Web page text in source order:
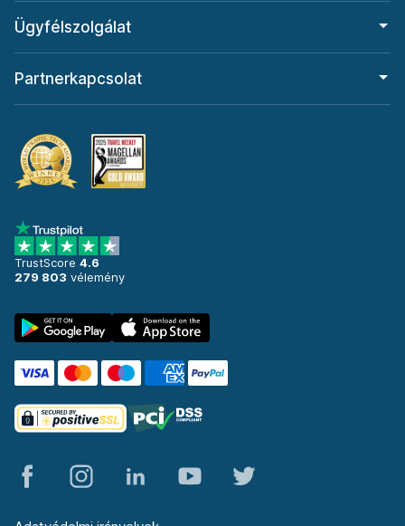
Ügyfélszolgálat
Partnerkapcsolat
TrustScore 4.6
279 803 vélemény